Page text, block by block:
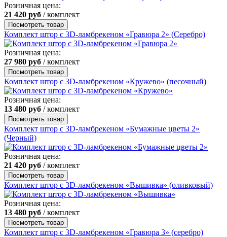
Розничная цена:
21 420 руб / комплект
Посмотреть товар
Комплект штор с 3D-ламбрекеном «Гравюра 2» (Серебро)
Розничная цена:
27 980 руб / комплект
Посмотреть товар
Комплект штор с 3D-ламбрекеном «Кружево» (песочный)
Розничная цена:
13 480 руб / комплект
Посмотреть товар
Комплект штор с 3D-ламбрекеном «Бумажные цветы 2»
(Черный)
Розничная цена:
21 420 руб / комплект
Посмотреть товар
Комплект штор с 3D-ламбрекеном «Вышивка» (оливковый)
Розничная цена:
13 480 руб / комплект
Посмотреть товар
Комплект штор с 3D-ламбрекеном «Гравюра 3» (серебро)